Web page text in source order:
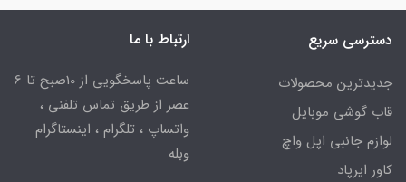
دسترسی سریع
جدیدترین محصولات
قاب گوشی موبایل
لوازم جانبی اپل واچ
کاور ایرپاد
ارتباط با ما
ساعت پاسخگویی از 10صبح تا 6
عصر از طریق تماس تلفنی ،
واتساپ ، تلگرام ، اینستاگرام
وبله